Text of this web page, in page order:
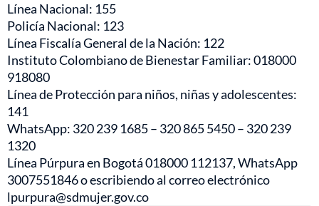
Línea Nacional: 155
Policía Nacional: 123
Línea Fiscalía General de la Nación: 122
Instituto Colombiano de Bienestar Familiar: 018000
918080
Línea de Protección para niños, niñas y adolescentes:
141
WhatsApp: 320 239 1685 – 320 865 5450 – 320 239
1320
Línea Púrpura en Bogotá 018000 112137, WhatsApp
3007551846 o escribiendo al correo electrónico
lpurpura@sdmujer.gov.co